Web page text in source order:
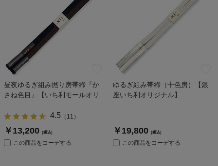
昼夜ゆるぎ組み撚り房帯締『か
さね色目』【いち利モールオリ...
4.5 （ 11 ）
￥13,200 (税込)
この商品をコーデする
ゆるぎ組み帯締（十色房）【銀
座いち利オリジナル】
￥19,800 (税込)
この商品をコーデする